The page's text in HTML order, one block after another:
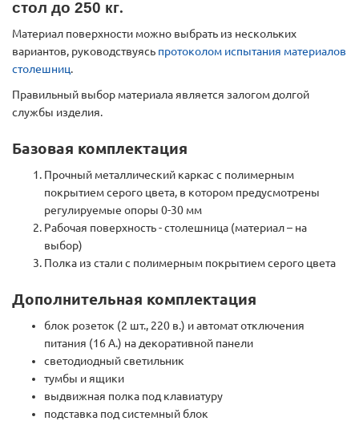
стол до 250 кг.
Материал поверхности можно выбрать из нескольких
вариантов, руководствуясь протоколом испытания материалов
столешниц.
Правильный выбор материала является залогом долгой
службы изделия.
Базовая комплектация
Прочный металлический каркас с полимерным
покрытием серого цвета, в котором предусмотрены
регулируемые опоры 0-30 мм
Рабочая поверхность - столешница (материал – на
выбор)
Полка из стали с полимерным покрытием серого цвета
Дополнительная комплектация
блок розеток (2 шт., 220 в.) и автомат отключения
питания (16 А.) на декоративной панели
светодиодный светильник
тумбы и ящики
выдвижная полка под клавиатуру
подставка под системный блок